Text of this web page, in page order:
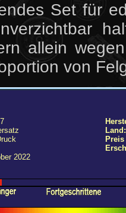
Set für
allein
von
2022
Land: